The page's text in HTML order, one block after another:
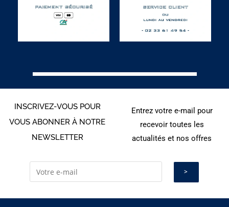
INSCRIVEZ-VOUS POUR
VOUS ABONNER À NOTRE
NEWSLETTER
Entrez votre e-mail pour
recevoir toutes les
actualités et nos offres